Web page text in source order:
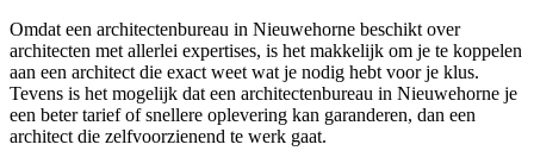
Omdat een architectenbureau in Nieuwehorne beschikt over
architecten met allerlei expertises, is het makkelijk om je te koppelen
aan een architect die exact weet wat je nodig hebt voor je klus.
Tevens is het mogelijk dat een architectenbureau in Nieuwehorne je
een beter tarief of snellere oplevering kan garanderen, dan een
architect die zelfvoorzienend te werk gaat.